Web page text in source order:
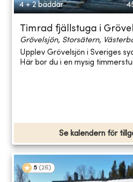
4 + 2 bäddar
Timrad fjällstuga i
Grövelsjön, Storsätern,
Upplev Grövelsjön i Sveriges
Här bor du i en mysig
Se kalendern för
5 (26)